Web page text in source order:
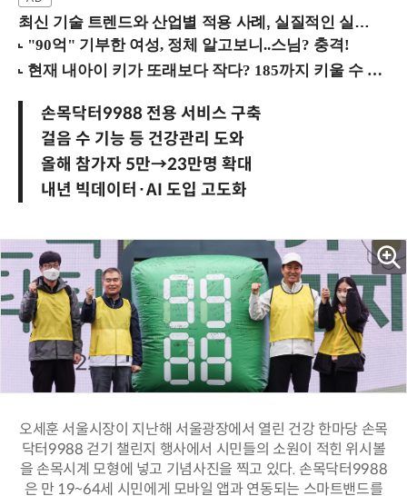
최신 기술 트렌드와 산업별 적용 사례, 실질적인 실행 전략을 공유 (9/18 양재역)
손목닥터9988 전용 서비스 구축
걸음 수 기능 등 건강관리 도와
올해 참가자 5만→23만명 확대
내년 빅데이터·AI 도입 고도화
오세훈 서울시장이 지난해 서울광장에서 열린 건강 한마당 손목
닥터9988 걷기 챌린지 행사에서 시민들의 소원이 적힌 위시볼
을 손목시계 모형에 넣고 기념사진을 찍고 있다. 손목닥터9988
은 만 19~64세 시민에게 모바일 앱과 연동되는 스마트밴드를